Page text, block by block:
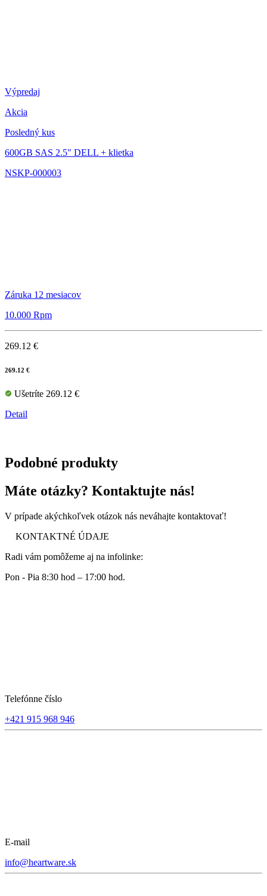
Výpredaj
Akcia
Posledný kus
600GB SAS 2.5" DELL + klietka
NSKP-000003
Záruka 12 mesiacov
10.000 Rpm
269.12 €
269.12 €
Ušetríte 269.12 €
Detail
Podobné produkty
Máte otázky? Kontaktujte nás!
V prípade akýchkoľvek otázok nás neváhajte kontaktovať!
KONTAKTNÉ ÚDAJE
Radi vám pomôžeme aj na infolinke:
Pon - Pia 8:30 hod – 17:00 hod.
Telefónne číslo
+421 915 968 946
E-mail
info@heartware.sk